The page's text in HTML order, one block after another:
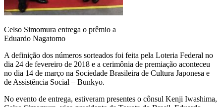
Celso Simomura entrega o prêmio a
Eduardo Nagatomo
A definição dos números sorteados foi feita pela Loteria Federal no
dia 24 de fevereiro de 2018 e a cerimônia de premiação aconteceu
no dia 14 de março na Sociedade Brasileira de Cultura Japonesa e
de Assistência Social – Bunkyo.
No evento de entrega, estiveram presentes o cônsul Kenji Iwashima,